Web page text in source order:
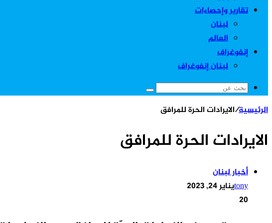
تقارير وإحصاءات
لبنان
العالم
إنفوغراف
لبنان إنفوغراف
بحث
الرئيسية/الايرادات الحرة للمرافق
الايرادات الحرة للمرافق
أخبار لبنان
tonyيناير 24, 2023
20